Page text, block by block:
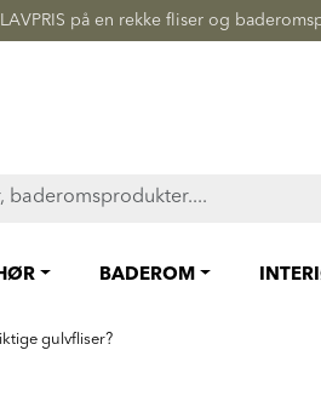
LAVPRIS på en rekke fliser og
BADEROM
gulvfliser?